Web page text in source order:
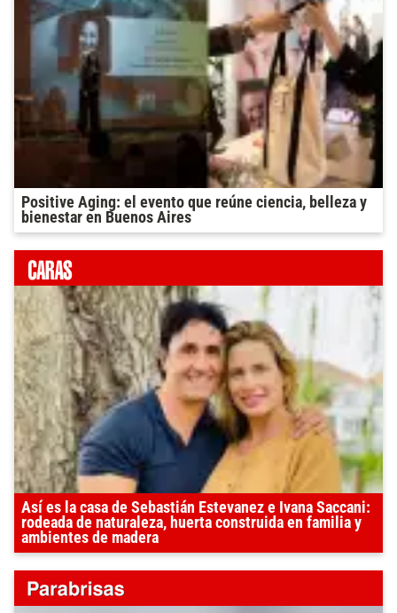
Positive Aging: el evento que reúne ciencia, belleza y
bienestar en Buenos Aires
Así es la casa de Sebastián Estevanez e Ivana Saccani:
rodeada de naturaleza, huerta construida en familia y
ambientes de madera